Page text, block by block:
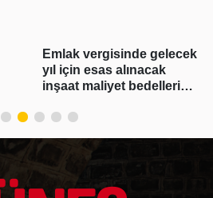
Emlak vergisinde gelecek
yıl için esas alınacak
inşaat maliyet bedelleri